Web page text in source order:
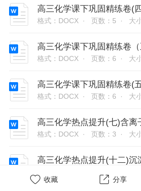
格式：DOCX · 页数：5 · 大
格式：DOCX · 页数：6 · 大
格式：DOCX · 页数：6 · 大
格式：DOCX · 页数：3 · 大
高三化学热点提升(十二)沉
 收藏  分享